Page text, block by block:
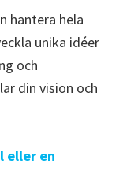
hantera hela
unika idéer
och
din vision och
eller en